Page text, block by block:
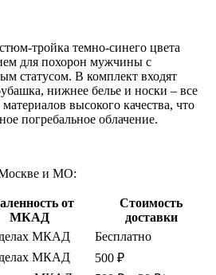
тройка темно-синего цвета
для похорон мужчины с
статусом. В комплект входят
нижнее белье и носки – все
высокого качества, что
погребальное облачение.
Москве и МО:
от
МКАД
Стоимость
доставки
МКАД
Бесплатно
МКАД
500 ₽